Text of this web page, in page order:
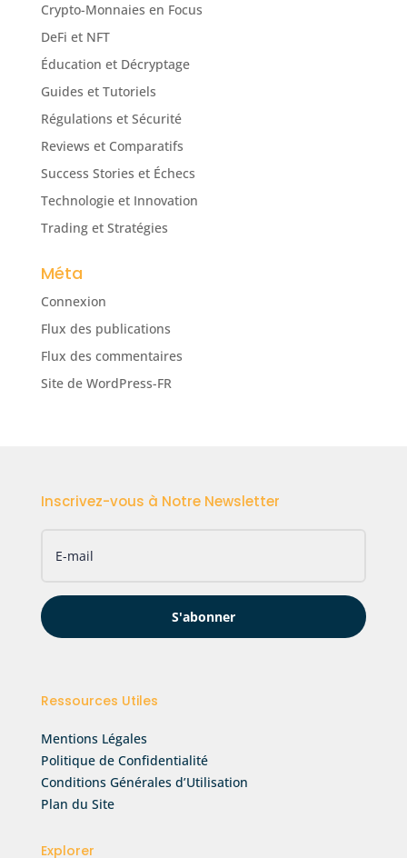
Crypto-Monnaies en Focus
DeFi et NFT
Éducation et Décryptage
Guides et Tutoriels
Régulations et Sécurité
Reviews et Comparatifs
Success Stories et Échecs
Technologie et Innovation
Trading et Stratégies
Méta
Connexion
Flux des publications
Flux des commentaires
Site de WordPress-FR
Inscrivez-vous à Notre Newsletter
S'abonner
Ressources Utiles
Mentions Légales
Politique de Confidentialité
Conditions Générales d’Utilisation
Plan du Site
Explorer